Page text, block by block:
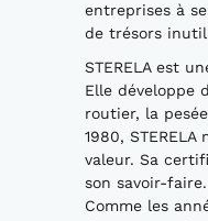
entreprises à
de trésors
STERELA est
Elle développe
routier, la
1980,
valeur. Sa
son savoir-faire.
Comme les